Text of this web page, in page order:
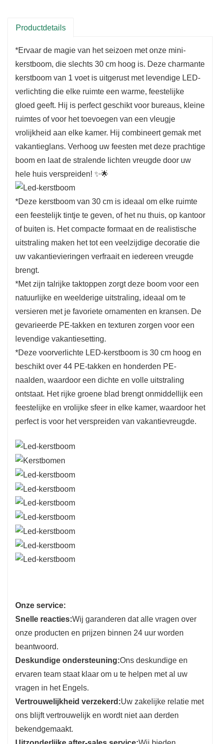
voorkeuren te voldoen.
uw suggesties om deze Led-kerstboom te
verfraaien, met verschillende afwerkingsopties
zoals sneeuw of ijs die bij uw stijl passen.
4. Compleet en aanpasbaar uiterlijk:Met
honderden takken geeft deze boom een ​​
natuurlijke en volle uitstraling, ideaal om te
versieren met je favoriete ornamenten en
kransen. De rijke PE-takken en gevarieerde
texturen maken het perfect voor het creëren van
een levendige vakantieomgeving.
elke ruimte een feestelijk tintje te geven
het nu uw huis, kantoor of buitenruimte is. Het
compacte formaat en de realistische uitstraling
maken het tot een veelzijdige decoratie die uw
vakantievieringen verfraait en iedereen in de
buurt vreugde brengt.
Productdetails
*Ervaar de magie van het seizoen met onze mini-
kerstboom, die slechts 30 cm hoog is. Deze charmante
kerstboom van 1 voet is uitgerust met levendige LED-
verlichting die elke ruimte een warme, feestelijke
gloed geeft. Hij is perfect geschikt voor bureaus, kleine
ruimtes of voor het toevoegen van een vleugje
vrolijkheid aan elke kamer. Hij combineert gemak met
vakantieglans. Verhoog uw feesten met deze prachtige
boom en laat de stralende lichten vreugde door uw
hele huis verspreiden! ✨🌟
*Deze kerstboom van 30 cm is ideaal om elke ruimte
een feestelijk tintje te geven, of het nu thuis, op kantoor
of buiten is. Het compacte formaat en de realistische
uitstraling maken het tot een veelzijdige decoratie die
uw vakantievieringen verfraait en iedereen vreugde
brengt.
*Met zijn talrijke taktoppen zorgt deze boom voor een
natuurlijke en weelderige uitstraling, ideaal om te
versieren met je favoriete ornamenten en kransen. De
gevarieerde PE-takken en texturen zorgen voor een
levendige vakantiesetting.
*Deze voorverlichte LED-kerstboom is 30 cm hoog en
beschikt over 44 PE-takken en honderden PE-
naalden, waardoor een dichte en volle uitstraling
ontstaat. Het rijke groene blad brengt onmiddellijk een
feestelijke en vrolijke sfeer in elke kamer, waardoor het
perfect is voor het verspreiden van vakantievreugde.
Onze service:
Snelle reacties:Wij garanderen dat alle vragen over
onze producten en prijzen binnen 24 uur worden
beantwoord.
Deskundige ondersteuning:Ons deskundige en
ervaren team staat klaar om u te helpen met al uw
vragen in het Engels.
Vertrouwelijkheid verzekerd:Uw zakelijke relatie met
ons blijft vertrouwelijk en wordt niet aan derden
bekendgemaakt.